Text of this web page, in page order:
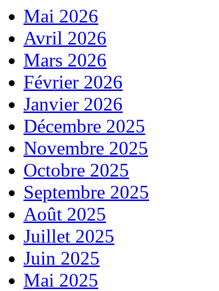
Mai 2026
Avril 2026
Mars 2026
Février 2026
Janvier 2026
Décembre 2025
Novembre 2025
Octobre 2025
Septembre 2025
Août 2025
Juillet 2025
Juin 2025
Mai 2025